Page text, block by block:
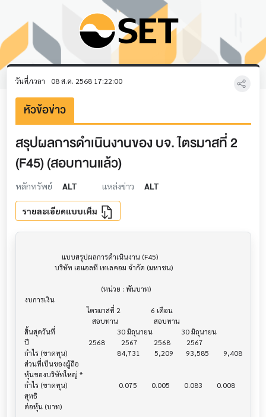
วันที่/เวลา 08 ส.ค. 2568 17:22:00
หัวข้อข่าว
สรุปผลการดำเนินงานของ บจ. ไตรมาสที่ 2
(F45) (สอบทานแล้ว)
หลักทรัพย์ ALT แหล่งข่าว ALT
รายละเอียดแบบเต็ม
งบการเงิน
                                   ไตรมาสที่ 2                 6 เดือน
สิ้นสุดวันที่			            30 มิถุนายน                30 มิถุนายน
ปี       			    2568         2567         2568         2567
กำไร (ขาดทุน) 			    84,731        5,209       93,585        9,408
ส่วนที่เป็นของผู้ถือ
หุ้นของบริษัทใหญ่ *
กำไร (ขาดทุน) 			     0.075        0.005        0.083        0.008
สุทธิ
ต่อหุ้น (บาท)